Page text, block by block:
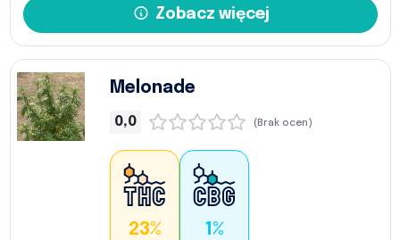
Zobacz więcej
Melonade
0,0 (Brak ocen)
23% 1%